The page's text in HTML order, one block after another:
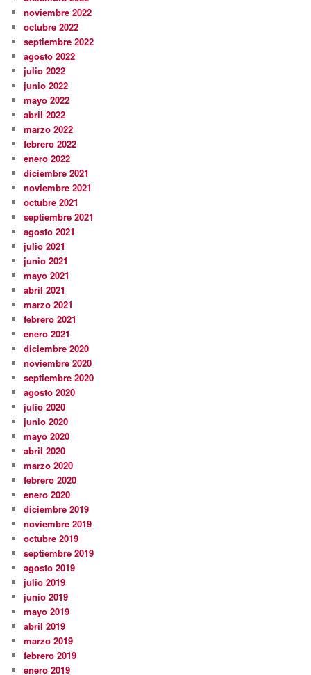
noviembre 2022
octubre 2022
septiembre 2022
agosto 2022
julio 2022
junio 2022
mayo 2022
abril 2022
marzo 2022
febrero 2022
enero 2022
diciembre 2021
noviembre 2021
octubre 2021
septiembre 2021
agosto 2021
julio 2021
junio 2021
mayo 2021
abril 2021
marzo 2021
febrero 2021
enero 2021
diciembre 2020
noviembre 2020
septiembre 2020
agosto 2020
julio 2020
junio 2020
mayo 2020
abril 2020
marzo 2020
febrero 2020
enero 2020
diciembre 2019
noviembre 2019
octubre 2019
septiembre 2019
agosto 2019
julio 2019
junio 2019
mayo 2019
abril 2019
marzo 2019
febrero 2019
enero 2019